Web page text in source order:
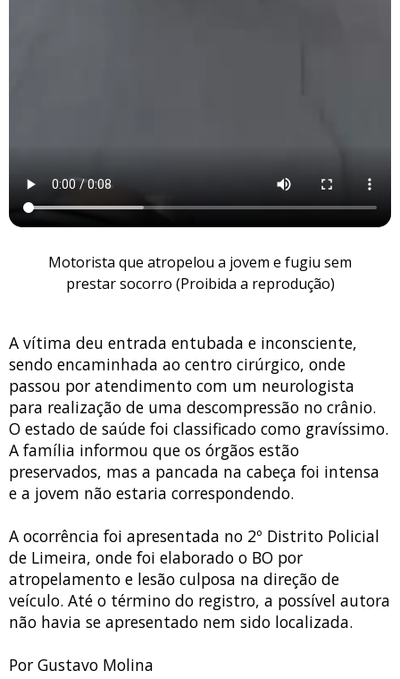
Motorista que atropelou a jovem e fugiu sem
prestar socorro (Proibida a reprodução)
A vítima deu entrada entubada e inconsciente,
sendo encaminhada ao centro cirúrgico, onde
passou por atendimento com um neurologista
para realização de uma descompressão no crânio.
O estado de saúde foi classificado como gravíssimo.
A família informou que os órgãos estão
preservados, mas a pancada na cabeça foi intensa
e a jovem não estaria correspondendo.
A ocorrência foi apresentada no 2º Distrito Policial
de Limeira, onde foi elaborado o BO por
atropelamento e lesão culposa na direção de
veículo. Até o término do registro, a possível autora
não havia se apresentado nem sido localizada.
Por Gustavo Molina